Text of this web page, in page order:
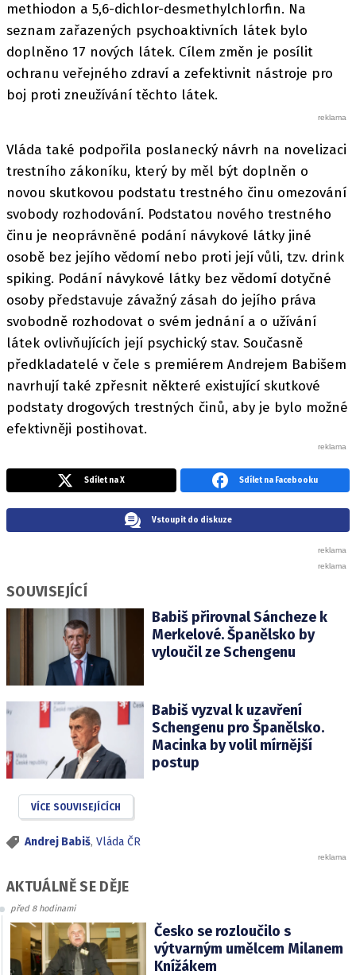
methiodon a 5,6-dichlor-desmethylchlorfin. Na
seznam zařazených psychoaktivních látek bylo
doplněno 17 nových látek. Cílem změn je posílit
ochranu veřejného zdraví a zefektivnit nástroje pro
boj proti zneužívání těchto látek.
Vláda také podpořila poslanecký návrh na novelizaci
trestního zákoníku, který by měl být doplněn o
novou skutkovou podstatu trestného činu omezování
svobody rozhodování. Podstatou nového trestného
činu je neoprávněné podání návykové látky jiné
osobě bez jejího vědomí nebo proti její vůli, tzv. drink
spiking. Podání návykové látky bez vědomí dotyčné
osoby představuje závažný zásah do jejího práva
svobodně rozhodovat o svém jednání a o užívání
látek ovlivňujících její psychický stav. Současně
předkladatelé v čele s premiérem Andrejem Babišem
navrhují také zpřesnit některé existující skutkové
podstaty drogových trestných činů, aby je bylo možné
efektivněji postihovat.
Sdílet na X Sdílet na Facebooku
Vstoupit do diskuze
SOUVISEJÍCÍ
Babiš přirovnal Sáncheze k
Merkelové. Španělsko by
vyloučil ze Schengenu
Babiš vyzval k uzavření
Schengenu pro Španělsko.
Macinka by volil mírnější
postup
VÍCE SOUVISEJÍCÍCH
Andrej Babiš, Vláda ČR
AKTUÁLNĚ SE DĚJE
před 8 hodinami
Česko se rozloučilo s
výtvarným umělcem Milanem
Knížákem